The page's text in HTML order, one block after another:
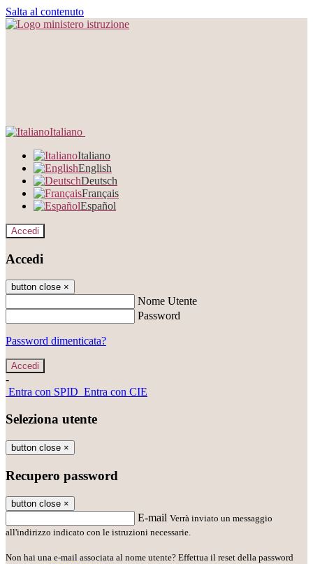
Salta al contenuto
Italiano
Italiano
English
Deutsch
Français
Español
Accedi
Accedi
button close ×
Nome Utente
Password
Password dimenticata?
-
Entra con SPID Entra con CIE
Seleziona utente
button close ×
Recupero password
button close ×
E-mail Verrà inviato un messaggio
all'indirizzo indicato con le istruzioni necessarie.
Non hai una e-mail associata al nome utente? Effettua il reset della password